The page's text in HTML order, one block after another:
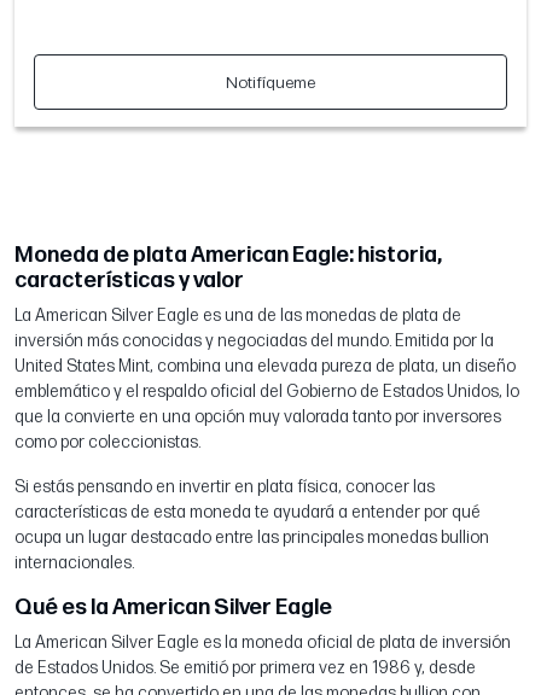
Notifíqueme
Moneda de plata American Eagle: historia,
características y valor
La American Silver Eagle es una de las monedas de plata de
inversión más conocidas y negociadas del mundo. Emitida por la
United States Mint, combina una elevada pureza de plata, un diseño
emblemático y el respaldo oficial del Gobierno de Estados Unidos, lo
que la convierte en una opción muy valorada tanto por inversores
como por coleccionistas.
Si estás pensando en invertir en plata física, conocer las
características de esta moneda te ayudará a entender por qué
ocupa un lugar destacado entre las principales monedas bullion
internacionales.
Qué es la American Silver Eagle
La American Silver Eagle es la moneda oficial de plata de inversión
de Estados Unidos. Se emitió por primera vez en 1986 y, desde